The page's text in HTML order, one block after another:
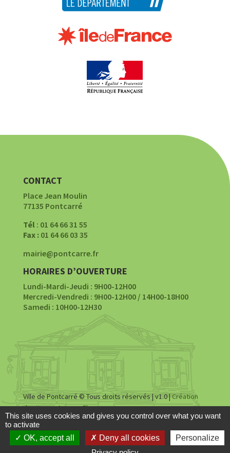
CONTACT
Place Jean Moulin
77135 Pontcarré
Tél: 01 64 66 31 55
Fax :01 64 66 03 35
mairie@pontcarre.fr
HORAIRES D’OUVERTURE
Lundi-Mardi-Jeudi : 9H00-12H00
Mercredi-Vendredi : 9H00-12H00 / 14H00-18H00
Samedi : 10H00-12H30
Ville de Pontcarré © Tous droits réservés | v1.0 | Création
du site par Agence Fluence
Accessibilité| Mentions légales
Politique de
confidentialité
This site uses cookies and gives you control over what you want
to activate
OK, accept all
Deny all cookies
Personalize